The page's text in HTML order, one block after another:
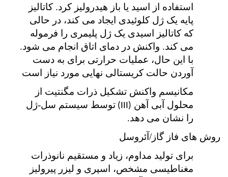
استفاده از اسید یا باز هیدرولیز کرد. کاتالیز
پایه یک ژل کلوئیدی ایجاد می کند، در حالی
که کاتالیز اسیدی یک ژل پلیمری را فرموله
می کند. واکنش در دمای اتاق انجام می شود.
با این حال، عملیات حرارتی برای به دست
آوردن حالت کریستالی نهایی مورد نیاز است
مکانیسم واکنش تشکیل ذرات مگنتیت از
محلول آبی آهن (III)
توسط سیستم سل-ژل
را نشان می دهد.
روش های فاز گاز/آئروسل
برای تولید مداوم، زیاد و مستقیم نانوذرات
مغناطیسی مشخص، اسپری و لیزر پیرولیز